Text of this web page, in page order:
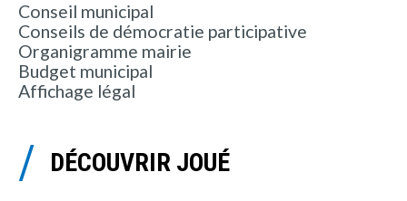
Conseil municipal
Conseils de démocratie participative
Organigramme mairie
Budget municipal
Affichage légal
DÉCOUVRIR JOUÉ